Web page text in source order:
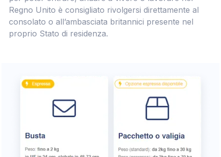
Regno Unito è consigliato rivolgersi direttamente al
consolato o all’ambasciata britannici presente nel
proprio Stato di residenza.